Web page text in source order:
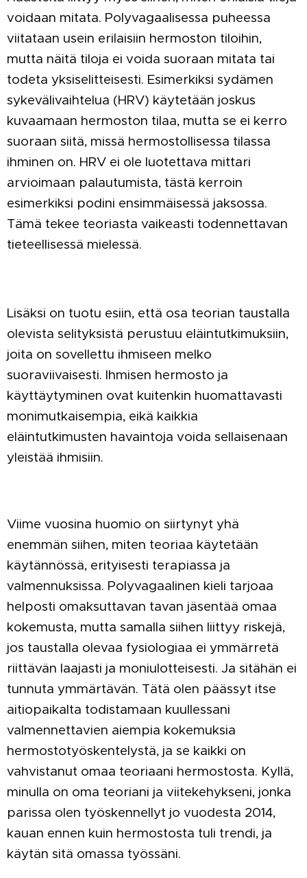
voidaan mitata. Polyvagaalisessa puheessa
viitataan usein erilaisiin hermoston tiloihin,
mutta näitä tiloja ei voida suoraan mitata tai
todeta yksiselitteisesti. Esimerkiksi sydämen
sykevälivaihtelua (HRV) käytetään joskus
kuvaamaan hermoston tilaa, mutta se ei kerro
suoraan siitä, missä hermostollisessa tilassa
ihminen on. HRV ei ole luotettava mittari
arvioimaan palautumista, tästä kerroin
esimerkiksi podini ensimmäisessä jaksossa.
Tämä tekee teoriasta vaikeasti todennettavan
tieteellisessä mielessä.
Lisäksi on tuotu esiin, että osa teorian taustalla
olevista selityksistä perustuu eläintutkimuksiin,
joita on sovellettu ihmiseen melko
suoraviivaisesti. Ihmisen hermosto ja
käyttäytyminen ovat kuitenkin huomattavasti
monimutkaisempia, eikä kaikkia
eläintutkimusten havaintoja voida sellaisenaan
yleistää ihmisiin.
Viime vuosina huomio on siirtynyt yhä
enemmän siihen, miten teoriaa käytetään
käytännössä, erityisesti terapiassa ja
valmennuksissa. Polyvagaalinen kieli tarjoaa
helposti omaksuttavan tavan jäsentää omaa
kokemusta, mutta samalla siihen liittyy riskejä,
jos taustalla olevaa fysiologiaa ei ymmärretä
riittävän laajasti ja moniulotteisesti. Ja sitähän ei
tunnuta ymmärtävän. Tätä olen päässyt itse
aitiopaikalta todistamaan kuullessani
valmennettavien aiempia kokemuksia
hermostotyöskentelystä, ja se kaikki on
vahvistanut omaa teoriaani hermostosta. Kyllä,
minulla on oma teoriani ja viitekehykseni, jonka
parissa olen työskennellyt jo vuodesta 2014,
kauan ennen kuin hermostosta tuli trendi, ja
käytän sitä omassa työssäni.